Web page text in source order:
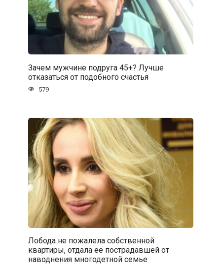
Зачем мужчине подруга 45+? Лучше
отказаться от подобного счастья
579
Лобода не пожалела собственной
квартиры, отдала ее пострадавшей от
наводнения многодетной семье